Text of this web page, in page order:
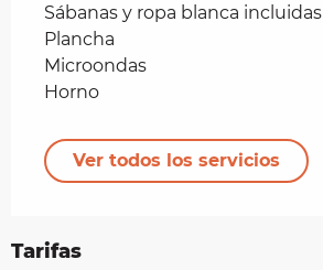
Sábanas y ropa blanca incluidas
Plancha
Microondas
Horno
Ver todos los servicios
Tarifas